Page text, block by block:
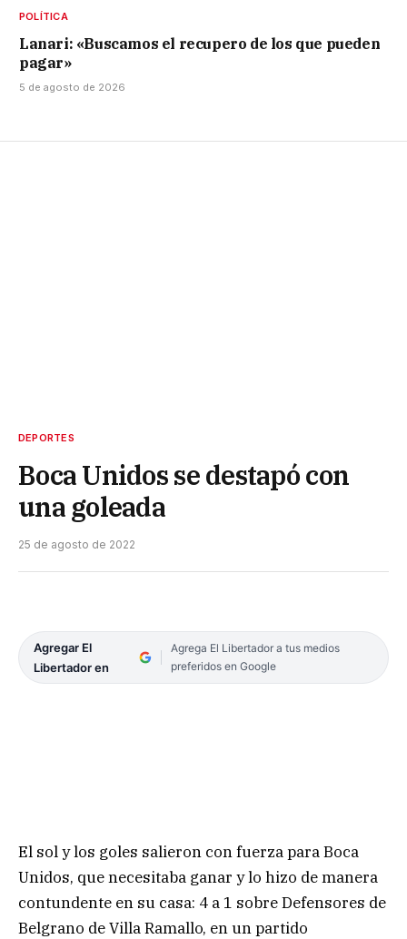
POLÍTICA
Lanari: «Buscamos el recupero de los que pueden
pagar»
5 de agosto de 2026
DEPORTES
Boca Unidos se destapó con
una goleada
25 de agosto de 2022
Agregar El
Libertador en
Agrega El Libertador a tus medios
preferidos en Google
El sol y los goles salieron con fuerza para Boca
Unidos, que necesitaba ganar y lo hizo de manera
contundente en su casa: 4 a 1 sobre Defensores de
Belgrano de Villa Ramallo, en un partido